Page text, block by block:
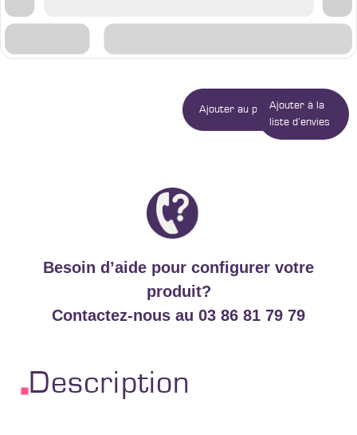
Ajouter au panierAjouter à la
liste d’envies
Besoin d’aide pour configurer votre
produit?
Contactez-nous au 03 86 81 79 79
Description